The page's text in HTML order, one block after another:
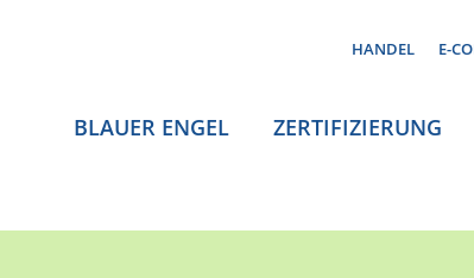
HANDEL E-
BLAUER ENGEL ZERTIFIZIERUNG